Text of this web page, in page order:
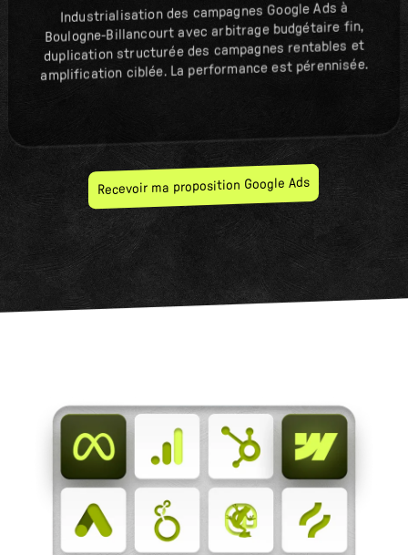
Industrialisation des campagnes Google Ads à
Boulogne-Billancourt avec arbitrage budgétaire fin,
duplication structurée des campagnes rentables et
amplification ciblée. La performance est pérennisée.
Recevoir ma proposition Google Ads